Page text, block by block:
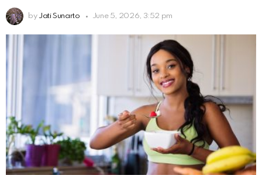
by Jati Sunarto June 5, 2026, 3:52 pm